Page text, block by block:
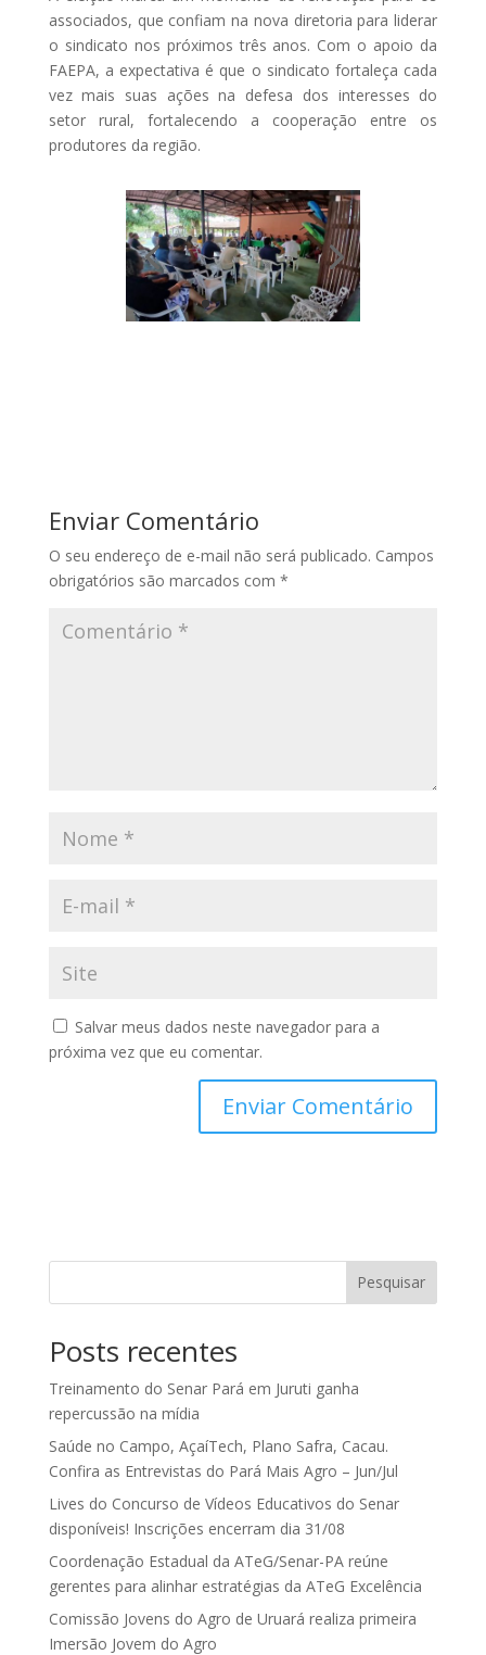
associados, que confiam na nova diretoria para liderar
o sindicato nos próximos três anos. Com o apoio da
FAEPA, a expectativa é que o sindicato fortaleça cada
vez mais suas ações na defesa dos interesses do
setor rural, fortalecendo a cooperação entre os
produtores da região.
Enviar Comentário
O seu endereço de e-mail não será publicado. Campos
obrigatórios são marcados com *
Salvar meus dados neste navegador para a
próxima vez que eu comentar.
Pesquisar
Posts recentes
Treinamento do Senar Pará em Juruti ganha
repercussão na mídia
Saúde no Campo, AçaíTech, Plano Safra, Cacau.
Confira as Entrevistas do Pará Mais Agro – Jun/Jul
Lives do Concurso de Vídeos Educativos do Senar
disponíveis! Inscrições encerram dia 31/08
Coordenação Estadual da ATeG/Senar-PA reúne
gerentes para alinhar estratégias da ATeG Excelência
Comissão Jovens do Agro de Uruará realiza primeira
Imersão Jovem do Agro